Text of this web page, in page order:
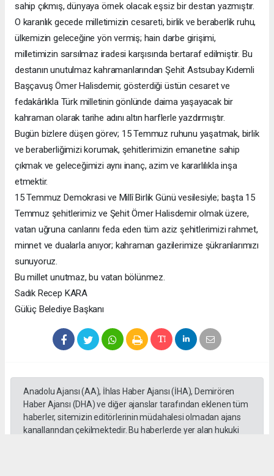
sahip çıkmış, dünyaya örnek olacak eşsiz bir destan yazmıştır.
O karanlık gecede milletimizin cesareti, birlik ve beraberlik ruhu,
ülkemizin geleceğine yön vermiş; hain darbe girişimi,
milletimizin sarsılmaz iradesi karşısında bertaraf edilmiştir. Bu
destanın unutulmaz kahramanlarından Şehit Astsubay Kıdemli
Başçavuş Ömer Halisdemir, gösterdiği üstün cesaret ve
fedakârlıkla Türk milletinin gönlünde daima yaşayacak bir
kahraman olarak tarihe adını altın harflerle yazdırmıştır.
Bugün bizlere düşen görev; 15 Temmuz ruhunu yaşatmak, birlik
ve beraberliğimizi korumak, şehitlerimizin emanetine sahip
çıkmak ve geleceğimizi aynı inanç, azim ve kararlılıkla inşa
etmektir.
15 Temmuz Demokrasi ve Millî Birlik Günü vesilesiyle; başta 15
Temmuz şehitlerimiz ve Şehit Ömer Halisdemir olmak üzere,
vatan uğruna canlarını feda eden tüm aziz şehitlerimizi rahmet,
minnet ve dualarla anıyor; kahraman gazilerimize şükranlarımızı
sunuyoruz.
Bu millet unutmaz, bu vatan bölünmez.
Sadık Recep KARA
Gülüç Belediye Başkanı
Anadolu Ajansı (AA), İhlas Haber Ajansı (İHA), Demirören
Haber Ajansı (DHA) ve diğer ajanslar tarafından eklenen tüm
haberler, sitemizin editörlerinin müdahalesi olmadan ajans
kanallarından çekilmektedir. Bu haberlerde yer alan hukuki